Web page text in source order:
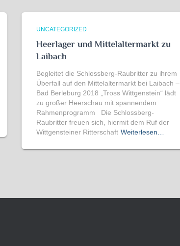
UNCATEGORIZED
Heerlager und Mittelaltermarkt zu
Laibach
Begleitet die Schlossberg-Raubritter zu ihrem
Überfall auf den Mittelaltermarkt bei Laibach –
Bad Berleburg 2018 „Tross Wittgenstein“ lädt
zu großer Heerschau mit spannendem
Rahmenprogramm Die Schlossberg-
Raubritter freuen sich, hiermit dem Ruf der
Wittgensteiner Ritterschaft Weiterlesen…